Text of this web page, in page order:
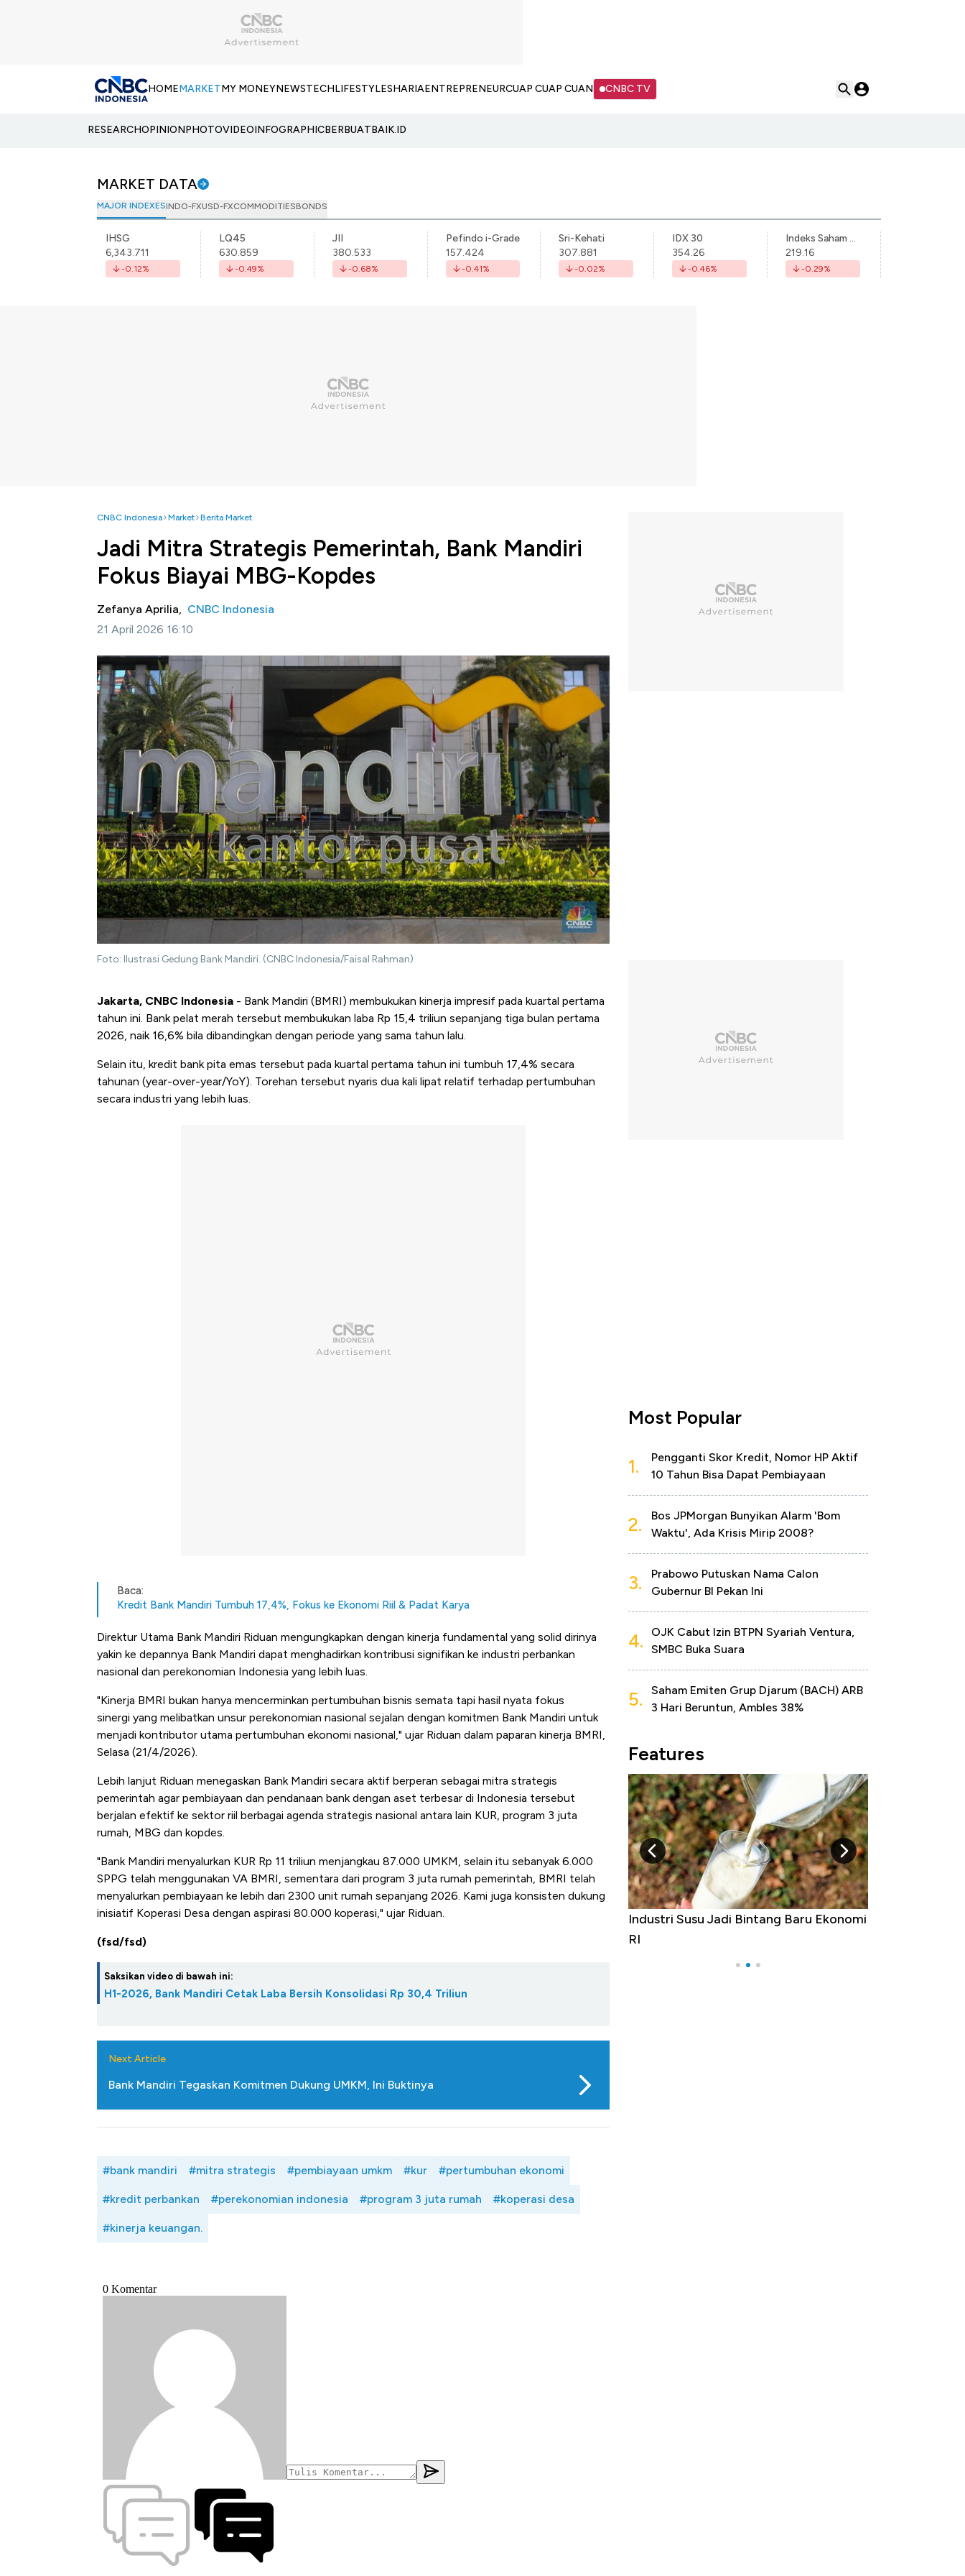
HOMEMARKETMY MONEYNEWSTECHLIFESTYLESHARIAENTREPRENEURCUAP CUAP CUAN CNBC TV
RESEARCHOPINIONPHOTOVIDEOINFOGRAPHICBERBUATBAIK.ID
MARKET DATA
MAJOR INDEXESINDO-FXUSD-FXCOMMODITIESBONDS
IHSG
6,343.711
-0.12%
LQ45
630.859
-0.49%
JII
380.533
-0.68%
Pefindo i-Grade
157.424
-0.41%
Sri-Kehati
307.881
-0.02%
IDX 30
354.26
-0.46%
Indeks Saham Syariah Indonesia
219.16
-0.29%
CNBC Indonesia Market Berita Market
Jadi Mitra Strategis Pemerintah, Bank Mandiri
Fokus Biayai MBG-Kopdes
Zefanya Aprilia, CNBC Indonesia
21 April 2026 16:10
Foto: Ilustrasi Gedung Bank Mandiri. (CNBC Indonesia/Faisal Rahman)
Jakarta, CNBC Indonesia - Bank Mandiri (BMRI) membukukan kinerja impresif pada kuartal pertama
tahun ini. Bank pelat merah tersebut membukukan laba Rp 15,4 triliun sepanjang tiga bulan pertama
2026, naik 16,6% bila dibandingkan dengan periode yang sama tahun lalu.
Selain itu, kredit bank pita emas tersebut pada kuartal pertama tahun ini tumbuh 17,4% secara
tahunan (year-over-year/YoY). Torehan tersebut nyaris dua kali lipat relatif terhadap pertumbuhan
secara industri yang lebih luas.
Baca:
Kredit Bank Mandiri Tumbuh 17,4%, Fokus ke Ekonomi Riil & Padat Karya
Direktur Utama Bank Mandiri Riduan mengungkapkan dengan kinerja fundamental yang solid dirinya
yakin ke depannya Bank Mandiri dapat menghadirkan kontribusi signifikan ke industri perbankan
nasional dan perekonomian Indonesia yang lebih luas.
"Kinerja BMRI bukan hanya mencerminkan pertumbuhan bisnis semata tapi hasil nyata fokus
sinergi yang melibatkan unsur perekonomian nasional sejalan dengan komitmen Bank Mandiri untuk
menjadi kontributor utama pertumbuhan ekonomi nasional," ujar Riduan dalam paparan kinerja BMRI,
Selasa (21/4/2026).
Lebih lanjut Riduan menegaskan Bank Mandiri secara aktif berperan sebagai mitra strategis
pemerintah agar pembiayaan dan pendanaan bank dengan aset terbesar di Indonesia tersebut
berjalan efektif ke sektor riil berbagai agenda strategis nasional antara lain KUR, program 3 juta
rumah, MBG dan kopdes.
"Bank Mandiri menyalurkan KUR Rp 11 triliun menjangkau 87.000 UMKM, selain itu sebanyak 6.000
SPPG telah menggunakan VA BMRI, sementara dari program 3 juta rumah pemerintah, BMRI telah
menyalurkan pembiayaan ke lebih dari 2300 unit rumah sepanjang 2026. Kami juga konsisten dukung
inisiatif Koperasi Desa dengan aspirasi 80.000 koperasi," ujar Riduan.
(fsd/fsd)
Saksikan video di bawah ini:
H1-2026, Bank Mandiri Cetak Laba Bersih Konsolidasi Rp 30,4 Triliun
Next Article
Bank Mandiri Tegaskan Komitmen Dukung UMKM, Ini Buktinya
#bank mandiri #mitra strategis #pembiayaan umkm #kur #pertumbuhan ekonomi
#kredit perbankan #perekonomian indonesia #program 3 juta rumah #koperasi desa
#kinerja keuangan.
Most Popular
1.
Pengganti Skor Kredit, Nomor HP Aktif
10 Tahun Bisa Dapat Pembiayaan
2.
Bos JPMorgan Bunyikan Alarm 'Bom
Waktu', Ada Krisis Mirip 2008?
3.
Prabowo Putuskan Nama Calon
Gubernur BI Pekan Ini
4.
OJK Cabut Izin BTPN Syariah Ventura,
SMBC Buka Suara
5.
Saham Emiten Grup Djarum (BACH) ARB
3 Hari Beruntun, Ambles 38%
Features
Bangkit dari Kubur! Bisnis Furniture &
Industri Susu Jadi Bintang Baru Ekonomi
5 Raja Ekonomi Indonesia: Maaf, Gak
Ada Jawa!